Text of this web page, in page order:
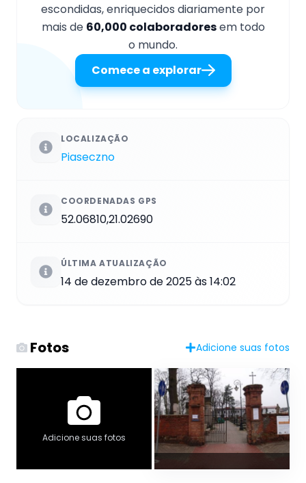
escondidas, enriquecidos diariamente por
mais de 60,000 colaboradoresem todo
o mundo.
Comece a explorar
LOCALIZAÇÃO
Piaseczno
COORDENADAS GPS
52.06810,21.02690
ÚLTIMA ATUALIZAÇÃO
14 de dezembro de 2025 às 14:02
Fotos Adicione suas fotos
Adicione suas fotos